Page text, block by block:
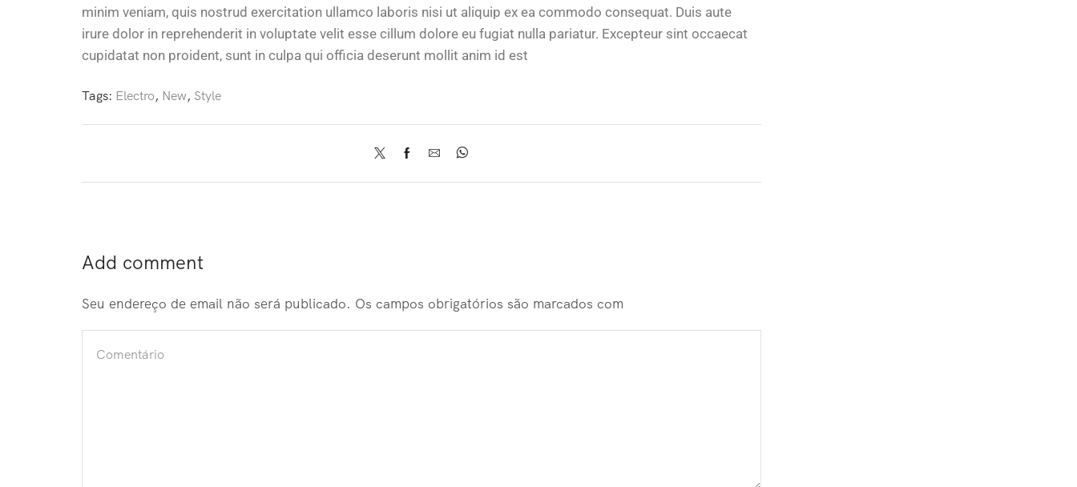
minim veniam, quis nostrud exercitation ullamco laboris nisi ut aliquip ex ea commodo consequat. Duis aute
irure dolor in reprehenderit in voluptate velit esse cillum dolore eu fugiat nulla pariatur. Excepteur sint occaecat
cupidatat non proident, sunt in culpa qui officia deserunt mollit anim id est
Tags: Electro, New, Style
Add comment
Seu endereço de email não será publicado. Os campos obrigatórios são marcados com